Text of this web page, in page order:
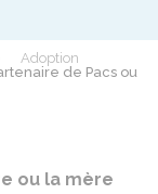
Adoption
de Pacs ou
ou la mère